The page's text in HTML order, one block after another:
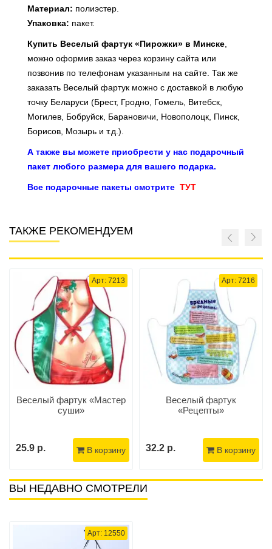
Материал: полиэстер.
Упаковка: пакет.
Купить Веселый фартук «Пирожки» в Минске,
можно оформив заказ через корзину сайта или
позвонив по телефонам указанным на сайте. Так же
заказать Веселый фартук можно с доставкой в любую
точку Беларуси (Брест, Гродно, Гомель, Витебск,
Могилев, Бобруйск, Барановичи, Новополоцк, Пинск,
Борисов, Мозырь и т.д.).
А также вы можете приобрести у нас подарочный
пакет любого размера для вашего подарка.
Все подарочные пакеты смотрите ТУТ
ТАКЖЕ РЕКОМЕНДУЕМ
Арт: 7213
Веселый фартук «Мастер
суши»
25.9 р. В корзину
Арт: 7216
Веселый фартук
«Рецепты»
32.2 р. В корзину
ВЫ НЕДАВНО СМОТРЕЛИ
Арт: 12550